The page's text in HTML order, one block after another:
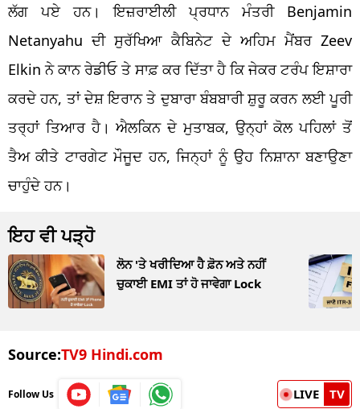
ਲੱਗ ਪਏ ਹਨ। ਇਜ਼ਰਾਈਲੀ ਪ੍ਰਧਾਨ ਮੰਤਰੀ Benjamin
Netanyahu ਦੀ ਸੁਰੱਖਿਆ ਕੈਬਿਨੇਟ ਦੇ ਅਹਿਮ ਮੈਂਬਰ Zeev
Elkin ਨੇ ਕਾਨ ਰੇਡੀਓ ਤੇ ਸਾਫ਼ ਕਰ ਦਿੱਤਾ ਹੈ ਕਿ ਜੇਕਰ ਟਰੰਪ ਇਸ਼ਾਰਾ
ਕਰਦੇ ਹਨ, ਤਾਂ ਦੇਸ਼ ਇਰਾਨ ਤੇ ਦੁਬਾਰਾ ਬੰਬਬਾਰੀ ਸ਼ੁਰੂ ਕਰਨ ਲਈ ਪੂਰੀ
ਤਰ੍ਹਾਂ ਤਿਆਰ ਹੈ। ਐਲਕਿਨ ਦੇ ਮੁਤਾਬਕ, ਉਨ੍ਹਾਂ ਕੋਲ ਪਹਿਲਾਂ ਤੋਂ
ਤੈਅ ਕੀਤੇ ਟਾਰਗੇਟ ਮੌਜੂਦ ਹਨ, ਜਿਨ੍ਹਾਂ ਨੂੰ ਉਹ ਨਿਸ਼ਾਨਾ ਬਣਾਉਣਾ
ਚਾਹੁੰਦੇ ਹਨ।
ਇਹ ਵੀ ਪੜ੍ਹੋ
ਲੋਨ 'ਤੇ ਖਰੀਦਿਆ ਹੈ ਫ਼ੋਨ ਅਤੇ ਨਹੀਂ
ਚੁਕਾਈ EMI ਤਾਂ ਹੋ ਜਾਵੇਗਾ Lock
Source:TV9 Hindi.com
Follow Us LIVE TV